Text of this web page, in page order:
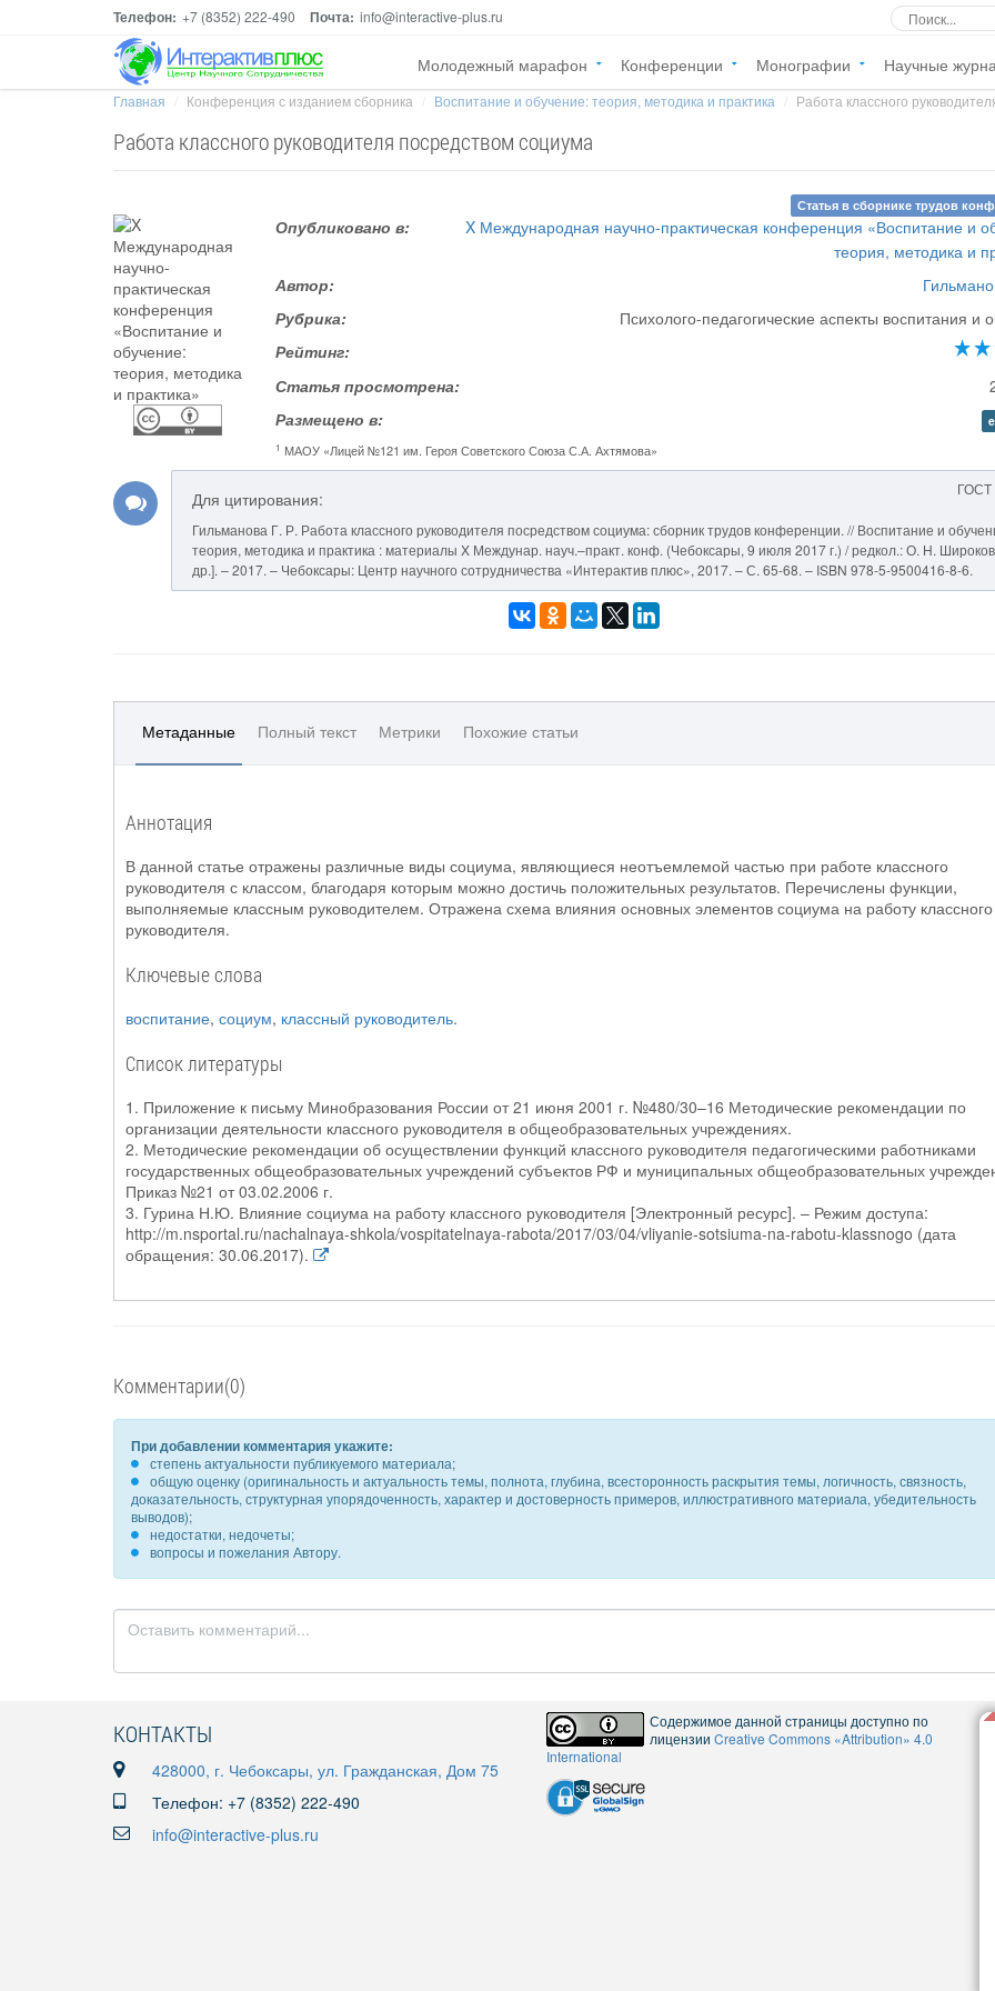
Телефон: +7 (8352) 222-490 Почта: info@interactive-plus.ru
Молодежный марафон Конференции Монографии Научные
Главная Конференция с изданием сборника Воспитание и обучение: теория, методика и практика Работа классного
Работа классного руководителя посредством социума
Статья в сборнике трудов
Опубликовано в:
X Международная научно-практическая конференция «Воспитание и
теория, методика и
Автор:
Рубрика:
Психолого-педагогические аспекты воспитания и
Рейтинг:
Статья просмотрена:
Размещено в:
1 МАОУ «Лицей №121 им. Героя Советского Союза С.А. Ахтямова»
ГОСТ
Для цитирования:
Гильманова Г. Р. Работа классного руководителя посредством социума: сборник трудов конференции. // Воспитание и
теория, методика и практика : материалы X Междунар. науч.–практ. конф. (Чебоксары, 9 июля 2017 г.) / редкол.: О. Н.
др.]. – 2017. – Чебоксары: Центр научного сотрудничества «Интерактив плюс», 2017. – С. 65-68. – ISBN 978-5-9500416-8-6.
Метаданные Полный текст Метрики Похожие статьи
Аннотация
В данной статье отражены различные виды социума, являющиеся неотъемлемой частью при работе классного
руководителя с классом, благодаря которым можно достичь положительных результатов. Перечислены функции,
выполняемые классным руководителем. Отражена схема влияния основных элементов социума на работу классного
руководителя.
Ключевые слова
воспитание, социум, классный руководитель.
Список литературы
1. Приложение к письму Минобразования России от 21 июня 2001 г. №480/30–16 Методические рекомендации по
организации деятельности классного руководителя в общеобразовательных учреждениях.
2. Методические рекомендации об осуществлении функций классного руководителя педагогическими работниками
государственных общеобразовательных учреждений субъектов РФ и муниципальных общеобразовательных
Приказ №21 от 03.02.2006 г.
3. Гурина Н.Ю. Влияние социума на работу классного руководителя [Электронный ресурс]. – Режим доступа:
http://m.nsportal.ru/nachalnaya-shkola/vospitatelnaya-rabota/2017/03/04/vliyanie-sotsiuma-na-rabotu-klassnogo (дата
обращения: 30.06.2017).
Комментарии(0)
При добавлении комментария укажите:
степень актуальности публикуемого материала;
общую оценку (оригинальность и актуальность темы, полнота, глубина, всесторонность раскрытия темы, логичность, связность,
доказательность, структурная упорядоченность, характер и достоверность примеров, иллюстративного материала, убедительность
выводов);
недостатки, недочеты;
вопросы и пожелания Автору.
КОНТАКТЫ
428000, г. Чебоксары, ул. Гражданская, Дом 75
Телефон: +7 (8352) 222-490
info@interactive-plus.ru
Содержимое данной страницы доступно по
лицензии Creative Commons «Attribution» 4.0
International